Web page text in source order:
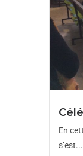
En
s’est...